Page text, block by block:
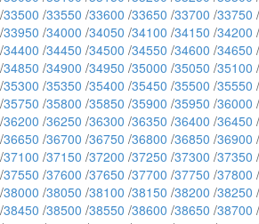
/33500 /33550 /33600 /33650 /33700 /33750 /
/33950 /34000 /34050 /34100 /34150 /34200 /
/34400 /34450 /34500 /34550 /34600 /34650 /
/34850 /34900 /34950 /35000 /35050 /35100 /
/35300 /35350 /35400 /35450 /35500 /35550 /
/35750 /35800 /35850 /35900 /35950 /36000 /
/36200 /36250 /36300 /36350 /36400 /36450 /
/36650 /36700 /36750 /36800 /36850 /36900 /
/37100 /37150 /37200 /37250 /37300 /37350 /
/37550 /37600 /37650 /37700 /37750 /37800 /
/38000 /38050 /38100 /38150 /38200 /38250 /
/38450 /38500 /38550 /38600 /38650 /38700 /